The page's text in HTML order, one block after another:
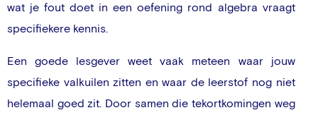
wat je fout doet in een oefening rond algebra vraagt
specifiekere kennis.
Een goede lesgever weet vaak meteen waar jouw
specifieke valkuilen zitten en waar de leerstof nog niet
helemaal goed zit. Door samen die tekortkomingen weg